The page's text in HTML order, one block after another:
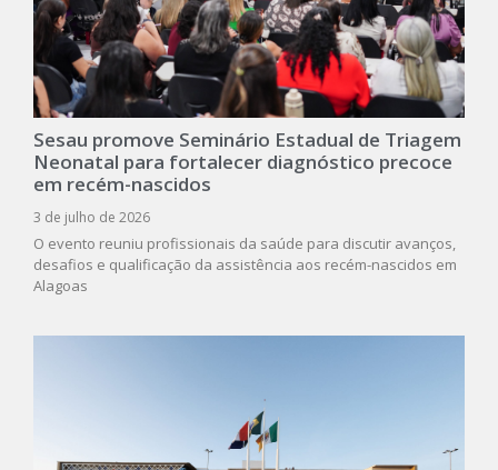
Sesau promove Seminário Estadual de Triagem
Neonatal para fortalecer diagnóstico precoce
em recém-nascidos
3 de julho de 2026
O evento reuniu profissionais da saúde para discutir avanços,
desafios e qualificação da assistência aos recém-nascidos em
Alagoas